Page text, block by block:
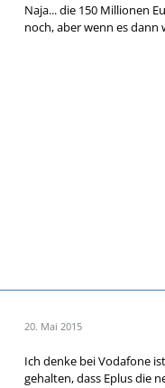
Naja... die 150 Millionen
noch, aber wenn es
20. Mai 2015
Ich denke bei Vodafone
gehalten, dass Eplus die